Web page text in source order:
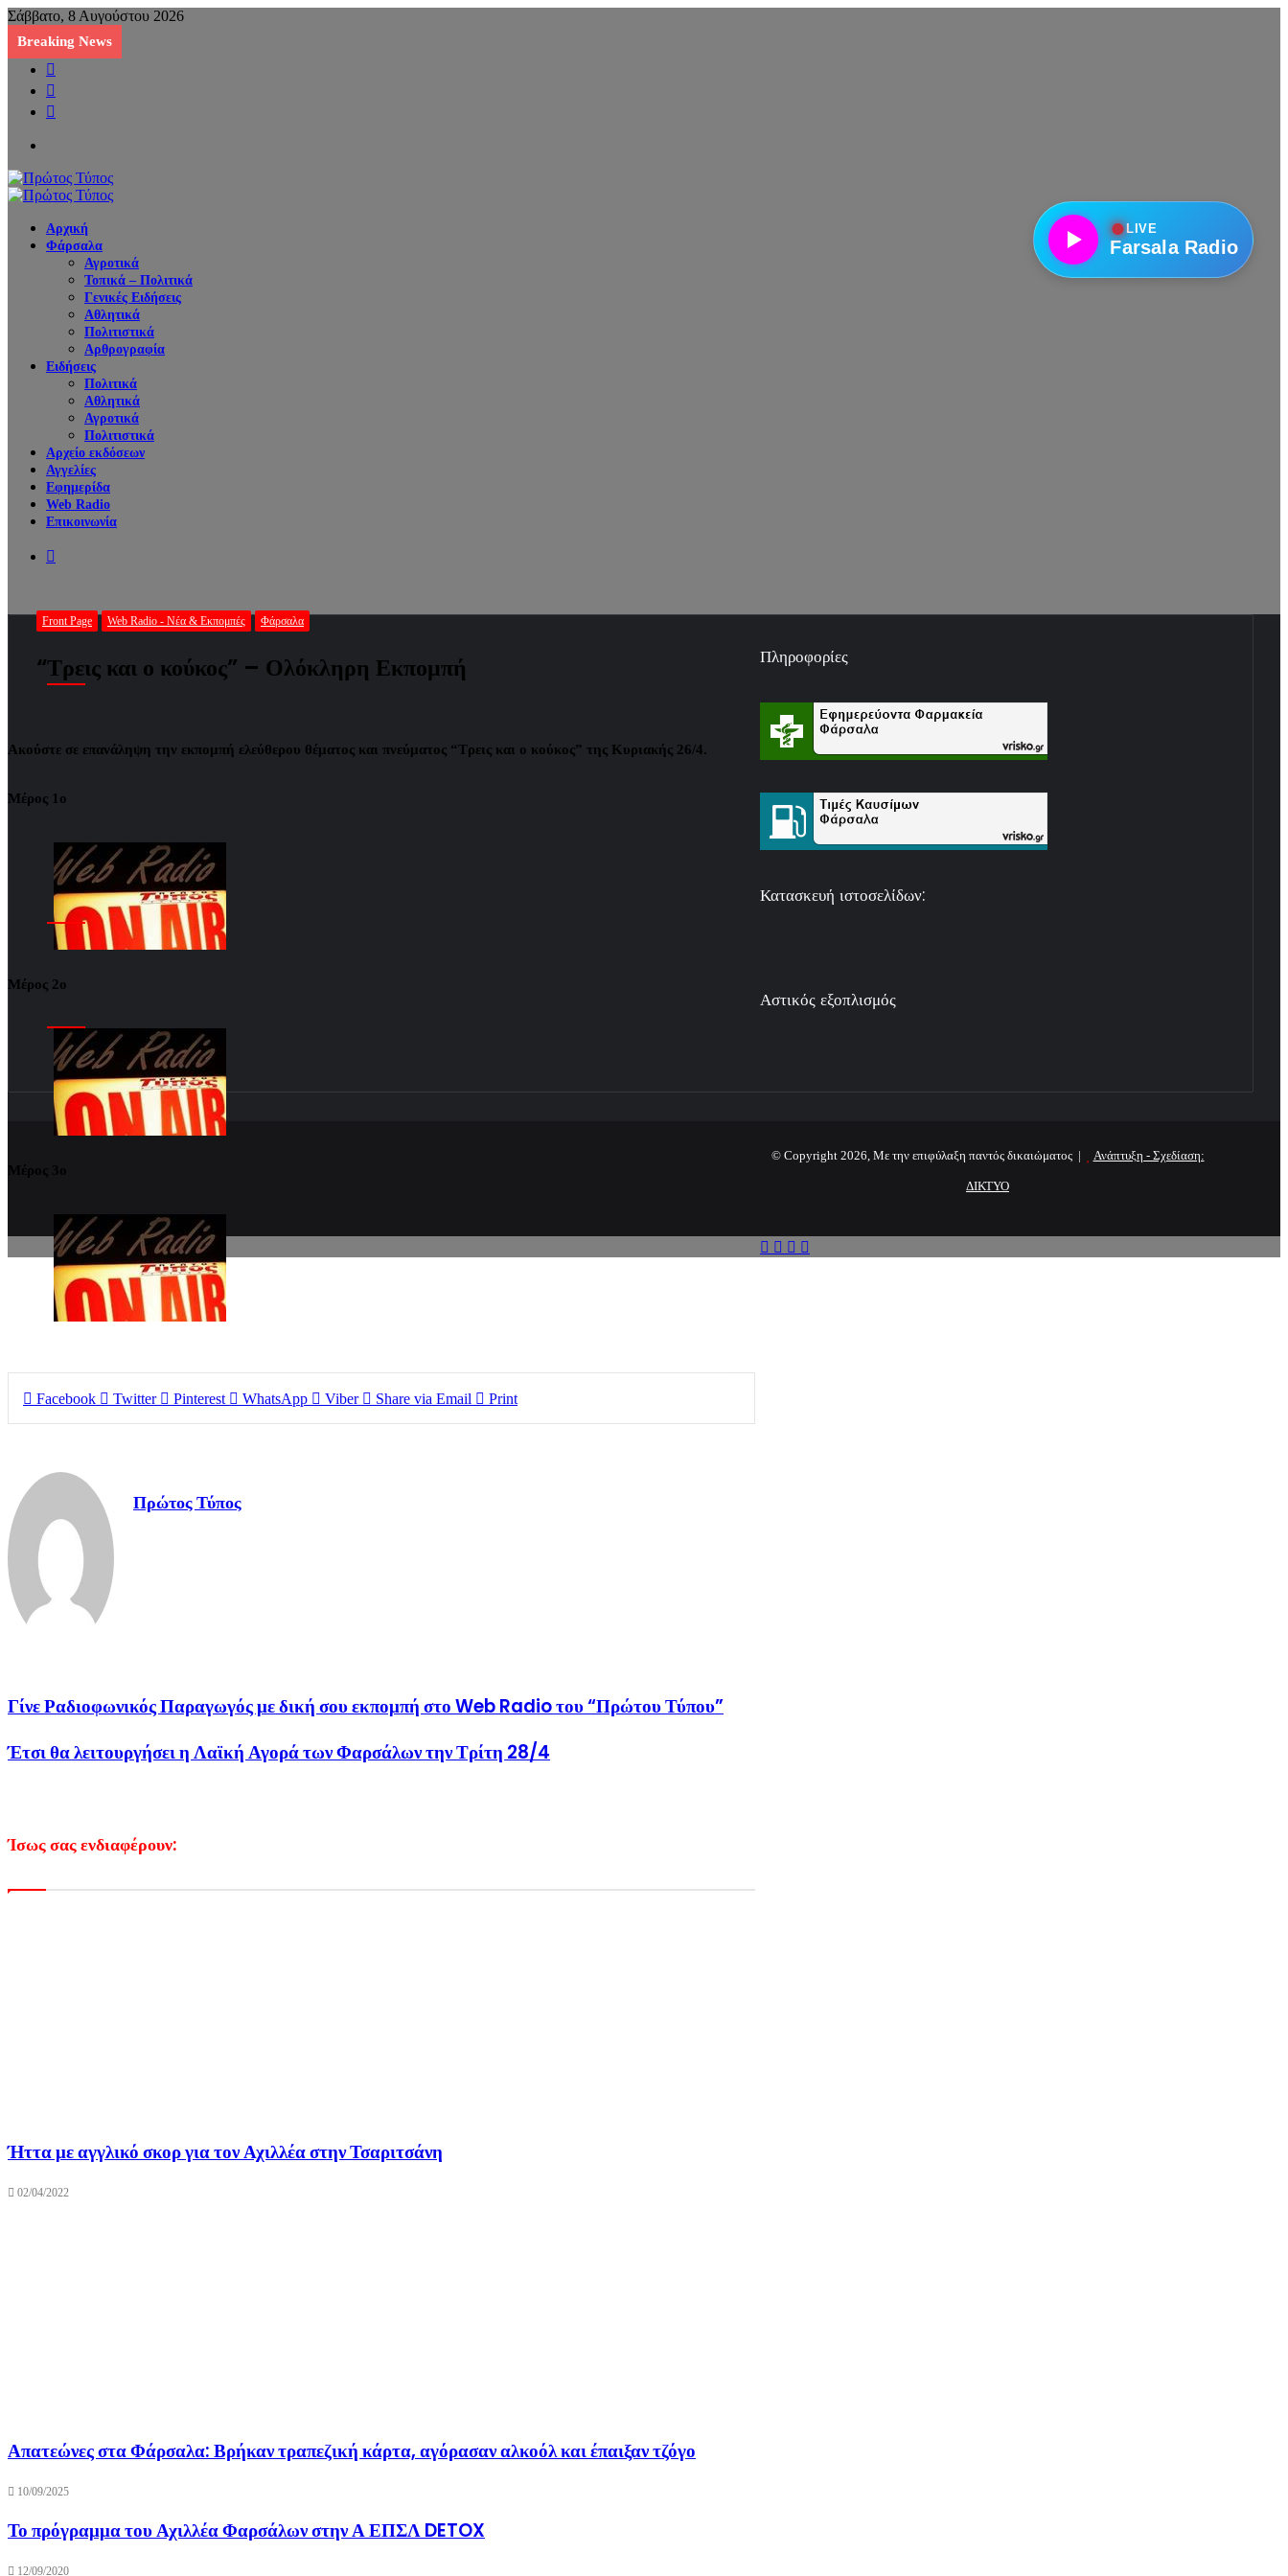
Σάββατο, 8 Αυγούστου 2026
Breaking News
●LIVE
Farsala Radio
Αρχική
Φάρσαλα
Αγροτικά
Τοπικά – Πολιτικά
Γενικές Ειδήσεις
Αθλητικά
Πολιτιστικά
Αρθρογραφία
Ειδήσεις
Πολιτικά
Αθλητικά
Αγροτικά
Πολιτιστικά
Αρχείο εκδόσεων
Αγγελίες
Εφημερίδα
Web Radio
Επικοινωνία
Front Page Web Radio - Νέα & Εκπομπές Φάρσαλα
“Τρεις και ο κούκος” – Ολόκληρη Εκπομπή
Ακούστε σε επανάληψη την εκπομπή ελεύθερου θέματος και πνεύματος “Τρεις και ο κούκος” της Κυριακής 26/4.
Μέρος 1ο
Μέρος 2ο
Μέρος 3ο
Facebook Twitter Pinterest WhatsApp Viber Share via Email Print
Πρώτος Τύπος
Γίνε Ραδιοφωνικός Παραγωγός με δική σου εκπομπή στο Web Radio του “Πρώτου Τύπου”
Έτσι θα λειτουργήσει η Λαϊκή Αγορά των Φαρσάλων την Τρίτη 28/4
Ίσως σας ενδιαφέρουν:
Ήττα με αγγλικό σκορ για τον Αχιλλέα στην Τσαριτσάνη
02/04/2022
Απατεώνες στα Φάρσαλα: Βρήκαν τραπεζική κάρτα, αγόρασαν αλκοόλ και έπαιξαν τζόγο
10/09/2025
Το πρόγραμμα του Αχιλλέα Φαρσάλων στην Α ΕΠΣΛ DETOX
12/09/2020
Πληροφορίες
Κατασκευή ιστοσελίδων:
Αστικός εξοπλισμός
© Copyright 2026, Με την επιφύλαξη παντός δικαιώματος | Ανάπτυξη - Σχεδίαση:
ΔΙΚΤΥΟ
Facebook
Twitter
WhatsApp